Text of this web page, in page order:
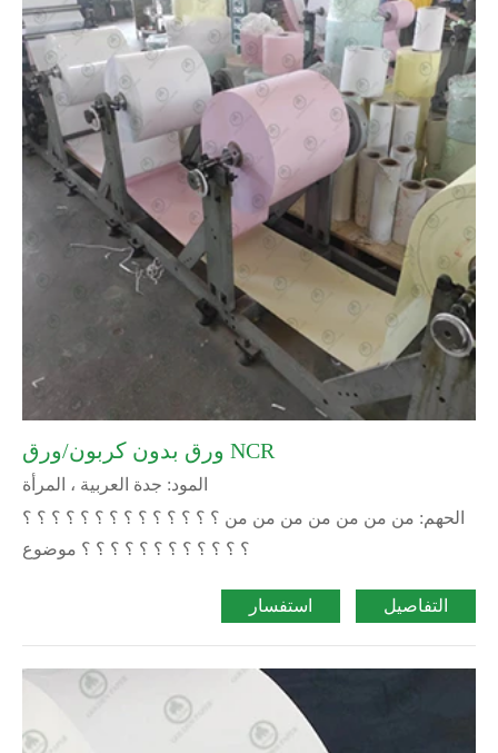
ورق بدون كربون/ورق NCR
المود: جدة العربية ، المرأة
الحهم: من من من من من من من ؟ ؟ ؟ ؟ ؟ ؟ ؟ ؟ ؟ ؟ ؟ ؟ ؟ ؟
؟ ؟ ؟ ؟ ؟ ؟ ؟ ؟ ؟ ؟ ؟ ؟ موضوع
استفسار التفاصيل